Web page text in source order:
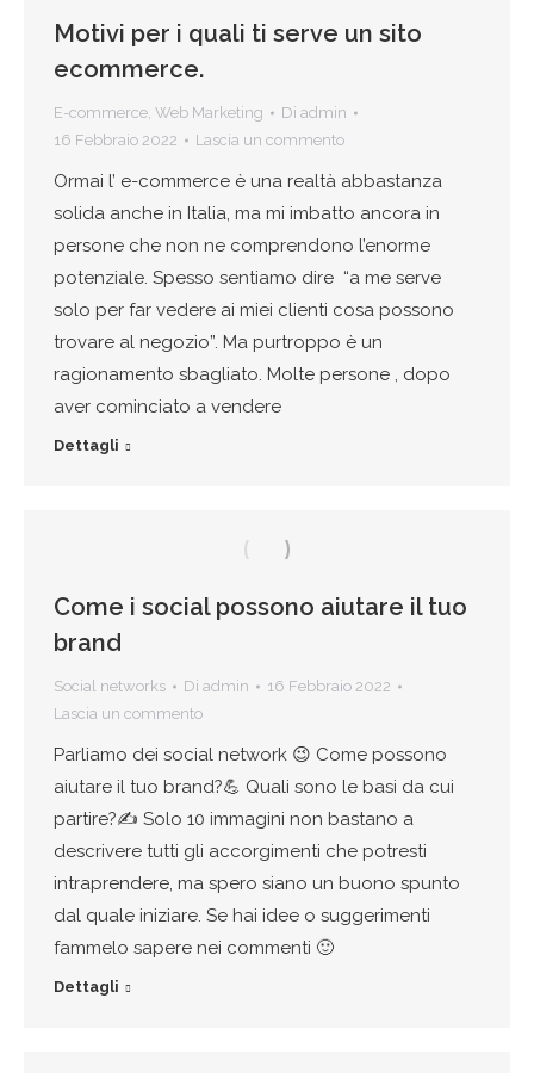
Motivi per i quali ti serve un sito
ecommerce.
E-commerce, Web Marketing Di admin
16 Febbraio 2022
Lascia un commento
Ormai l’ e-commerce è una realtà abbastanza
solida anche in Italia, ma mi imbatto ancora in
persone che non ne comprendono l’enorme
potenziale. Spesso sentiamo dire “a me serve
solo per far vedere ai miei clienti cosa possono
trovare al negozio”. Ma purtroppo è un
ragionamento sbagliato. Molte persone , dopo
aver cominciato a vendere
Dettagli
Come i social possono aiutare il tuo
brand
Social networks Di admin
16 Febbraio 2022
Lascia un commento
Parliamo dei social network 😉 Come possono
aiutare il tuo brand?💪 Quali sono le basi da cui
partire?✍ Solo 10 immagini non bastano a
descrivere tutti gli accorgimenti che potresti
intraprendere, ma spero siano un buono spunto
dal quale iniziare. Se hai idee o suggerimenti
fammelo sapere nei commenti 🙂
Dettagli